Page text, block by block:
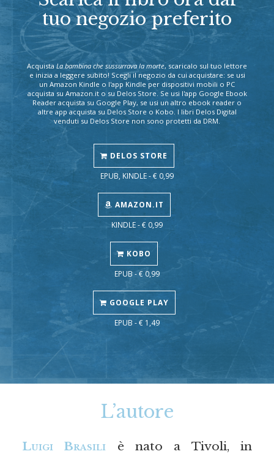
tuo negozio preferito
Acquista La bambina che sussurrava la morte, scaricalo sul tuo lettore
e inizia a leggere subito! Scegli il negozio da cui acquistare: se usi
un Amazon Kindle o l'app Kindle per dispositivi mobili o PC
acquista su Amazon.it o su Delos Store. Se usi l'app Google Ebook
Reader acquista su Google Play, se usi un altro ebook reader o
altre app acquista su Delos Store o Kobo. I libri Delos Digital
venduti su Delos Store non sono protetti da DRM.
DELOS STORE
EPUB, KINDLE - € 0,99
AMAZON.IT
KINDLE - € 0,99
KOBO
EPUB - € 0,99
GOOGLE PLAY
EPUB - € 1,49
L’autore
Luigi Brasili è nato a Tivoli, in